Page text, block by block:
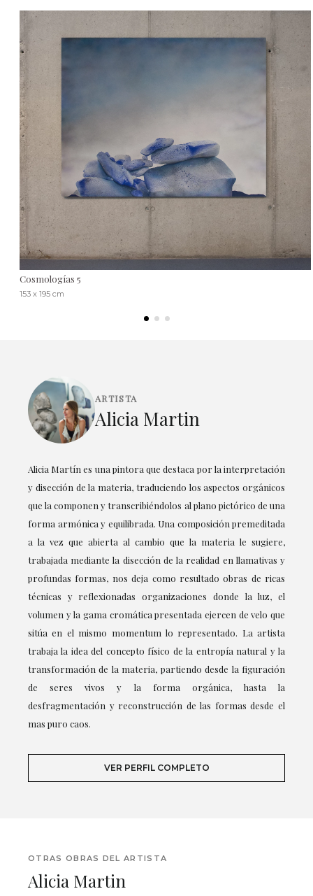
Cosmologías 5
153 x 195 cm
ARTISTA
Alicia Martin
Alicia Martín es una pintora que destaca por la interpretación
y disección de la materia, traduciendo los aspectos orgánicos
que la componen y transcribiéndolos al plano pictórico de una
forma armónica y equilibrada. Una composición premeditada
a la vez que abierta al cambio que la materia le sugiere,
trabajada mediante la disección de la realidad en llamativas y
profundas formas, nos deja como resultado obras de ricas
técnicas y reflexionadas organizaciones donde la luz, el
volumen y la gama cromática presentada ejercen de velo que
sitúa en el mismo momentum lo representado. La artista
trabaja la idea del concepto físico de la entropía natural y la
transformación de la materia, partiendo desde la figuración
de seres vivos y la forma orgánica, hasta la
desfragmentación y reconstrucción de las formas desde el
mas puro caos.
VER PERFIL COMPLETO
OTRAS OBRAS DEL ARTISTA
Alicia Martin